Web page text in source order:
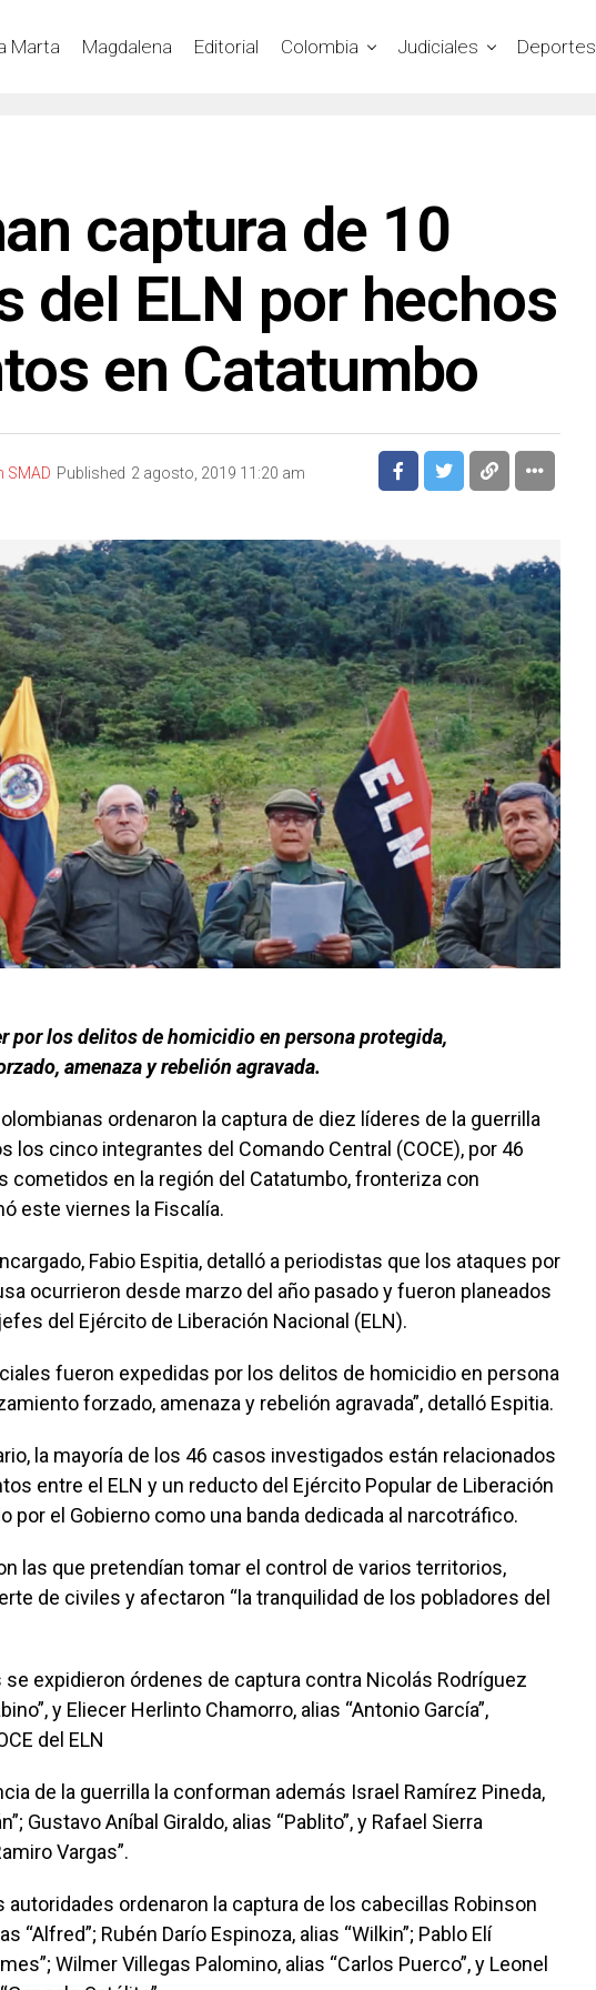
Marta Magdalena Editorial Colombia Judiciales Deportes
captura de 10
del ELN por hechos
en Catatumbo
SMAD Published 2 agosto, 2019 11:20 am
por los delitos de homicidio en persona protegida,
amenaza y rebelión agravada.
ordenaron la captura de diez líderes de la guerrilla
los cinco integrantes del Comando Central (COCE), por 46
cometidos en la región del Catatumbo, fronteriza con
este viernes la Fiscalía.
Fabio Espitia, detalló a periodistas que los ataques por
ocurrieron desde marzo del año pasado y fueron planeados
del Ejército de Liberación Nacional (ELN).
fueron expedidas por los delitos de homicidio en persona
forzado, amenaza y rebelión agravada”, detalló Espitia.
la mayoría de los 46 casos investigados están relacionados
entre el ELN y un reducto del Ejército Popular de Liberación
por el Gobierno como una banda dedicada al narcotráfico.
las que pretendían tomar el control de varios territorios,
de civiles y afectaron “la tranquilidad de los pobladores del
expidieron órdenes de captura contra Nicolás Rodríguez
y Eliecer Herlinto Chamorro, alias “Antonio García”,
del ELN
de la guerrilla la conforman además Israel Ramírez Pineda,
Gustavo Aníbal Giraldo, alias “Pablito”, y Rafael Sierra
Vargas”.
autoridades ordenaron la captura de los cabecillas Robinson
“Alfred”; Rubén Darío Espinoza, alias “Wilkin”; Pablo Elí
Wilmer Villegas Palomino, alias “Carlos Puerco”, y Leonel